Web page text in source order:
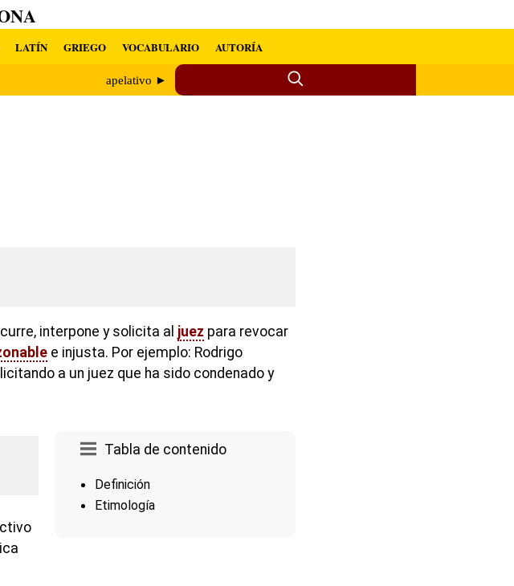
LATÍN GRIEGO VOCABULARIO AUTORÍA
apelativo ►
interpone y solicita al juez para revocar
e injusta. Por ejemplo: Rodrigo
a un juez que ha sido condenado y
Tabla de contenido
Definición
Etimología